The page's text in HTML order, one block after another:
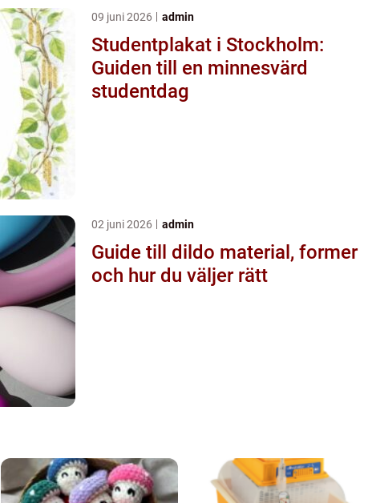
09 juni 2026 admin
Studentplakat i Stockholm:
Guiden till en minnesvärd
studentdag
02 juni 2026 admin
Guide till dildo material, former
och hur du väljer rätt